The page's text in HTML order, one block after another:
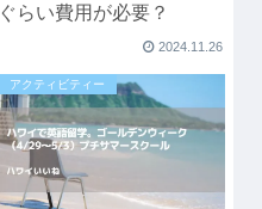
ぐらい費用が必要？
2024.11.26
アクティビティー